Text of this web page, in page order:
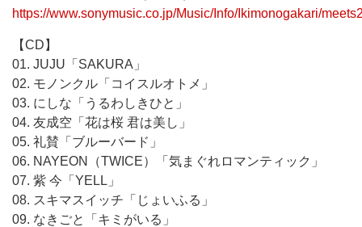
https://www.sonymusic.co.jp/Music/Info/Ikimonogakari/
【CD】
01. JUJU「SAKURA」
02. モノンクル「コイスルオトメ」
03. にしな「うるわしきひと」
04. 友成空「花は桜 君は美し」
05. 礼賛「ブルーバード」
06. NAYEON（TWICE）「気まぐれロマンティック」
07. 紫 今「YELL」
08. スキマスイッチ「じょいふる」
09. なきごと「キミがいる」